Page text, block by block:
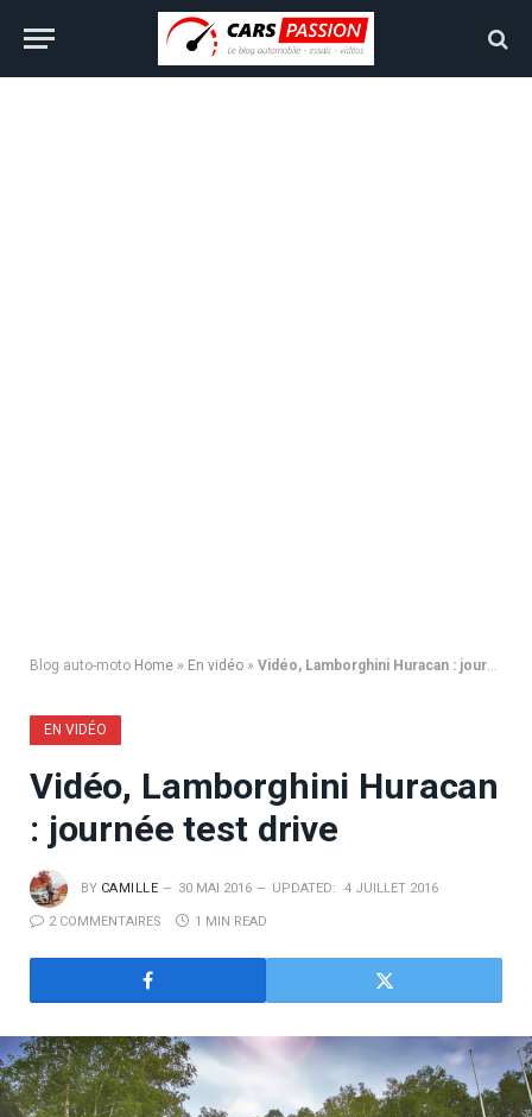
Blog auto-moto Home » En vidéo » Vidéo, Lamborghini Huracan : journée test drive
EN VIDÉO
Vidéo, Lamborghini Huracan
: journée test drive
BY CAMILLE 30 MAI 2016 UPDATED: 4 JUILLET 2016
2 COMMENTAIRES 1 MIN READ